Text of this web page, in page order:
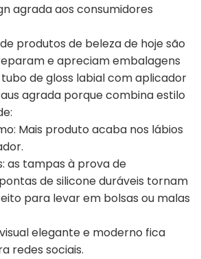
agrada aos consumidores
produtos de beleza de hoje são
e apreciam embalagens
de gloss labial com aplicador
agrada porque combina estilo
Mais produto acaba nos lábios
as tampas à prova de
de silicone duráveis tornam
para levar em bolsas ou malas
elegante e moderno fica
redes sociais.